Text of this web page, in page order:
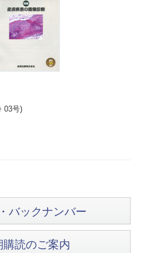
03号)
バックナンバー
購読のご案内